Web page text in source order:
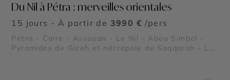
Du Nil à Pétra : merveilles orientales
15 jours - À partir de 3990 € /pers
Pétra - Caire - Assouan - Le Nil - Abou Simbel -
Pyramides de Gizeh et nécropole de Saqqarah - Lac